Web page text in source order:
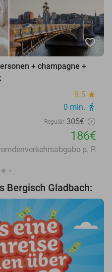
favorite_border
+ champagne +
9.5 star
0 min. directions_walk
Regulär 305€
186€
p. P.
Bergisch Gladbach: